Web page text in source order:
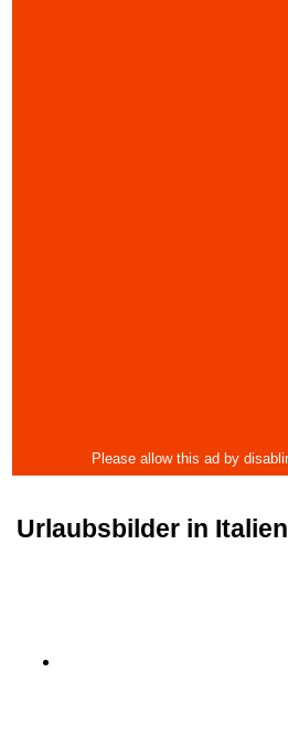
Urlaubsbilder in Italien